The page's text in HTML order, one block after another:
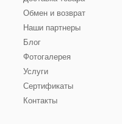
Обмен и возврат
Наши партнеры
Блог
Фотогалерея
Услуги
Сертификаты
Контакты